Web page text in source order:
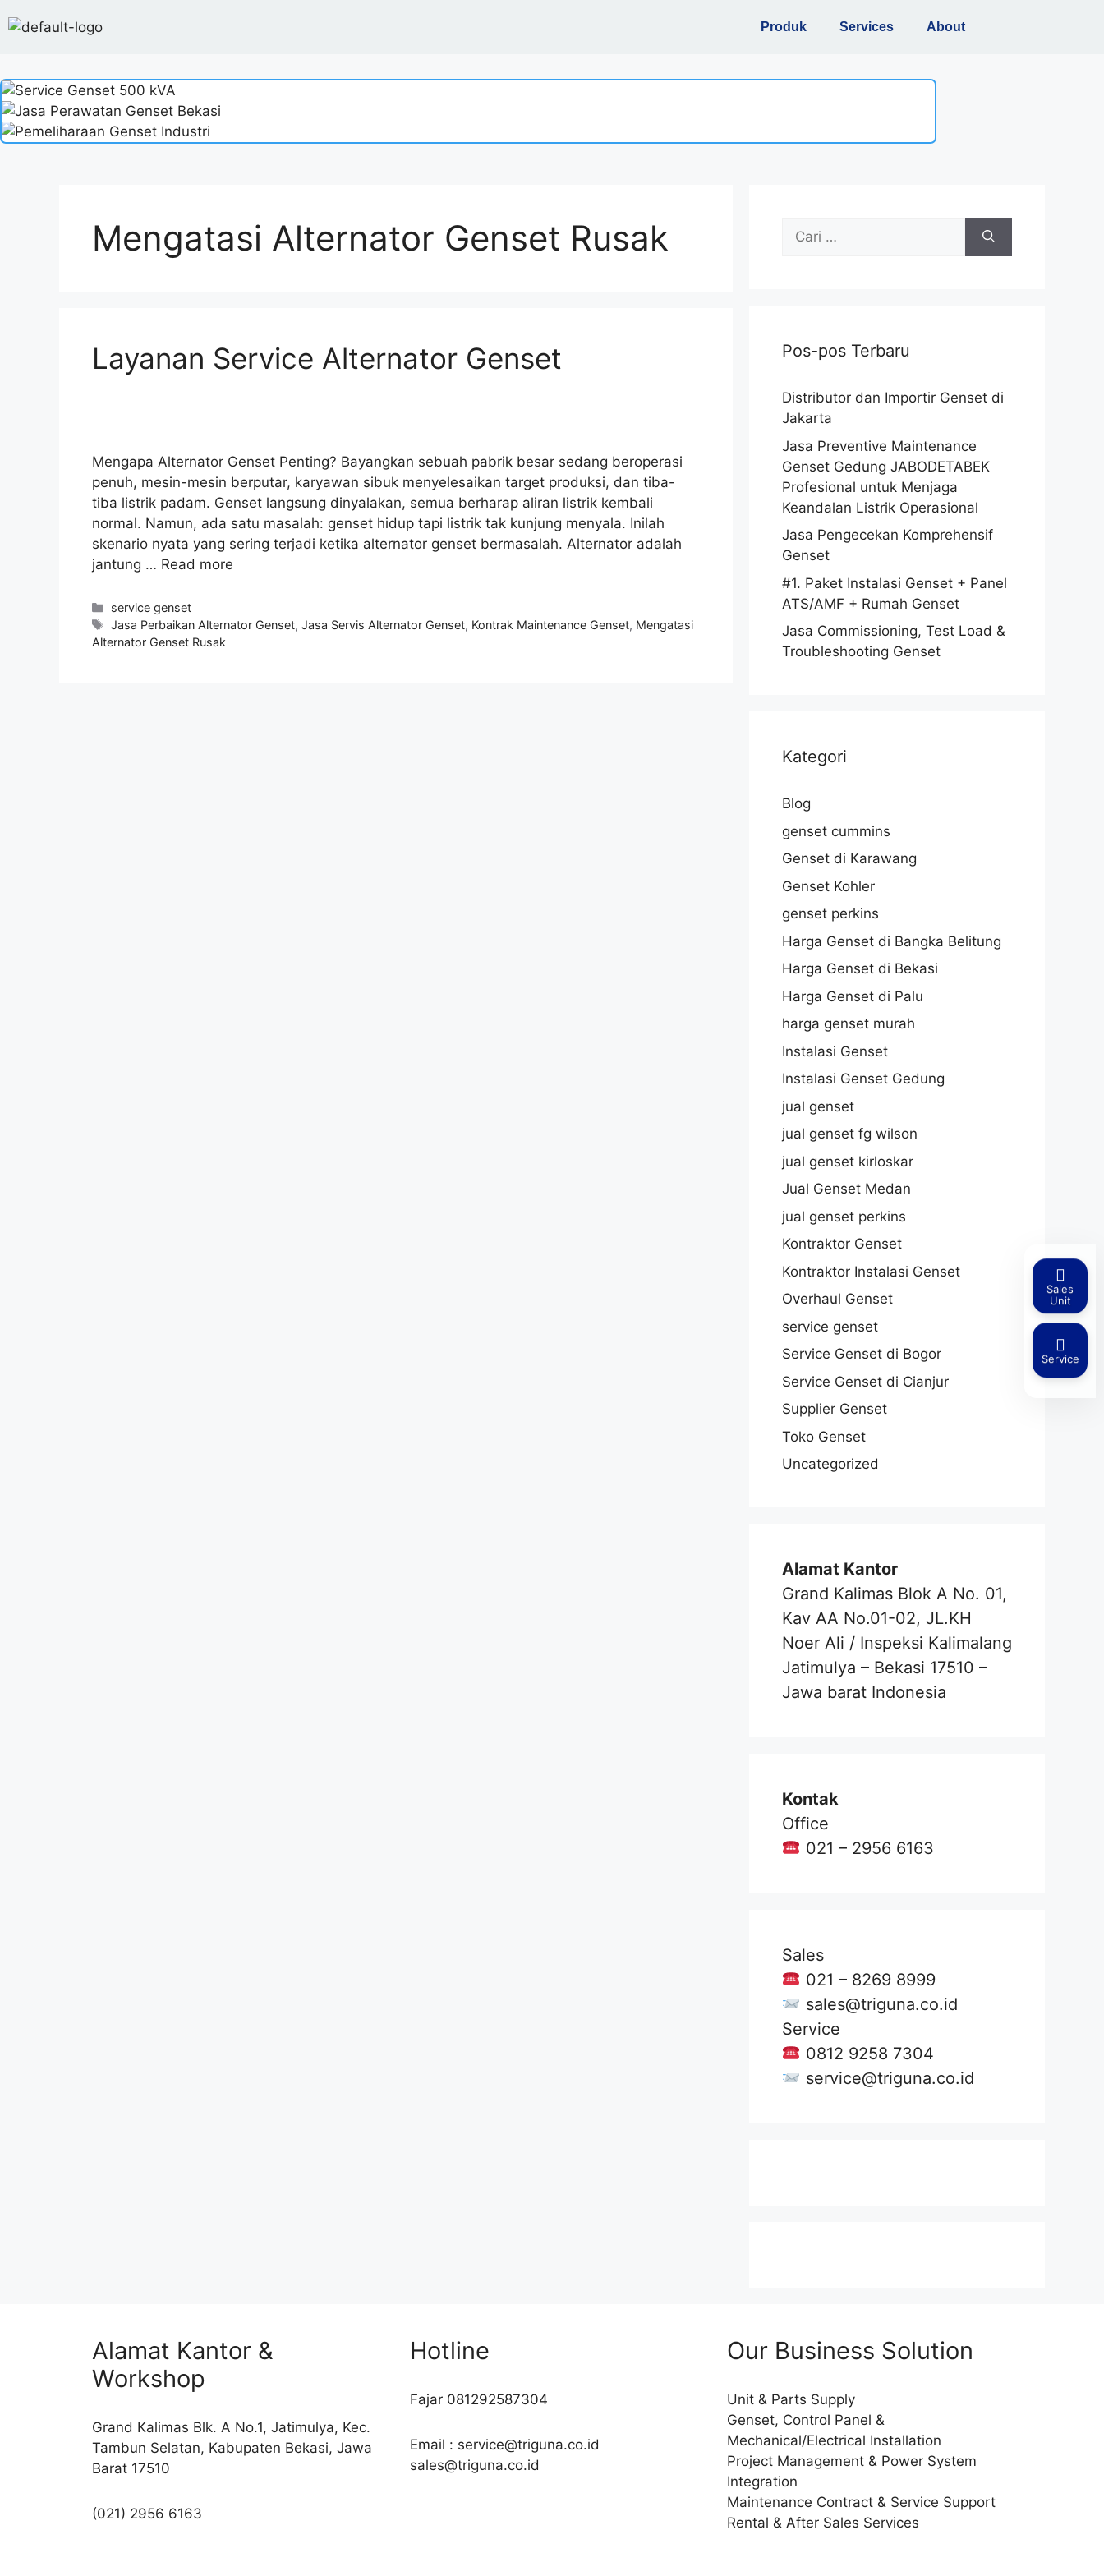
Produk Services About
Mengatasi Alternator Genset Rusak
Layanan Service Alternator Genset
Mengapa Alternator Genset Penting? Bayangkan sebuah pabrik besar sedang beroperasi
penuh, mesin-mesin berputar, karyawan sibuk menyelesaikan target produksi, dan tiba-
tiba listrik padam. Genset langsung dinyalakan, semua berharap aliran listrik kembali
normal. Namun, ada satu masalah: genset hidup tapi listrik tak kunjung menyala. Inilah
skenario nyata yang sering terjadi ketika alternator genset bermasalah. Alternator adalah
jantung … Read more
service genset
Jasa Perbaikan Alternator Genset,Jasa Servis Alternator Genset, Kontrak Maintenance Genset, Mengatasi
Alternator Genset Rusak
Pos-pos Terbaru
Distributor dan Importir Genset di
Jakarta
Jasa Preventive Maintenance
Genset Gedung JABODETABEK
Profesional untuk Menjaga
Keandalan Listrik Operasional
Jasa Pengecekan Komprehensif
Genset
#1. Paket Instalasi Genset + Panel
ATS/AMF + Rumah Genset
Jasa Commissioning, Test Load &
Troubleshooting Genset
Kategori
Blog
genset cummins
Genset di Karawang
Genset Kohler
genset perkins
Harga Genset di Bangka Belitung
Harga Genset di Bekasi
Harga Genset di Palu
harga genset murah
Instalasi Genset
Instalasi Genset Gedung
jual genset
jual genset fg wilson
jual genset kirloskar
Jual Genset Medan
jual genset perkins
Kontraktor Genset
Kontraktor Instalasi Genset
Overhaul Genset
service genset
Service Genset di Bogor
Service Genset di Cianjur
Supplier Genset
Toko Genset
Uncategorized
Alamat Kantor
Grand Kalimas Blok A No. 01,
Kav AA No.01-02, JL.KH
Noer Ali / Inspeksi Kalimalang
Jatimulya – Bekasi 17510 –
Jawa barat Indonesia
Kontak
Office
021 – 2956 6163
Sales
021 – 8269 8999
sales@triguna.co.id
Service
0812 9258 7304
service@triguna.co.id
Alamat Kantor &
Workshop
Grand Kalimas Blk. A No.1, Jatimulya, Kec.
Tambun Selatan, Kabupaten Bekasi, Jawa
Barat 17510
(021) 2956 6163
Hotline
Fajar 081292587304
Email : service@triguna.co.id
sales@triguna.co.id
Our Business Solution
Unit & Parts Supply
Genset, Control Panel &
Mechanical/Electrical Installation
Project Management & Power System
Integration
Maintenance Contract & Service Support
Rental & After Sales Services
Sales
Unit
Service